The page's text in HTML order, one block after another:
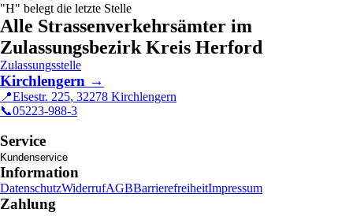
"H" belegt die letzte Stelle
Alle Strassenverkehrsämter im
Zulassungsbezirk Kreis Herford
Zulassungsstelle
Kirchlengern →
📍Elsestr. 225, 32278 Kirchlengern
📞05223-988-3
Service
Kundenservice
Information
DatenschutzWiderrufAGBBarrierefreiheitImpressum
Zahlung